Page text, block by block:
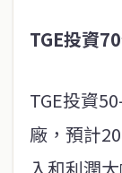
TGE投資
TGE投資
廠，預計